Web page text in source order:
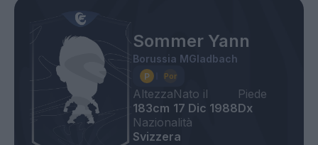
Sommer Yann
Borussia MGladbach
Altezza
183cm
Nato il
17 Dic 1988
Piede
Dx
Nazionalità
Svizzera